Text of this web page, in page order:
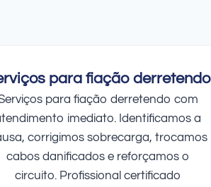
para fiação derretendo
para fiação derretendo com
imediato. Identificamos a
corrigimos sobrecarga, trocamos
cabos danificados e reforçamos o
circuito. Profissional certificado